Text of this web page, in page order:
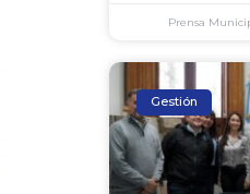
Prensa
Gestión